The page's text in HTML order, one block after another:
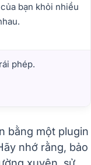
bạn khỏi nhiều
phép.
bằng một plugin
nhớ rằng, bảo